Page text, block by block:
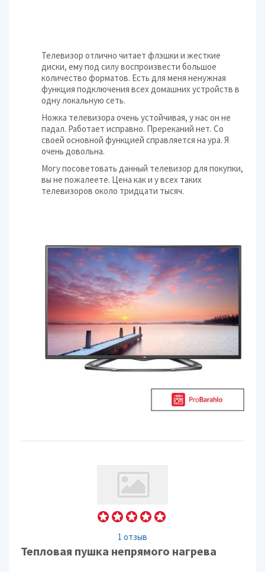
Телевизор отлично читает флэшки и жесткие
диски, ему под силу воспроизвести большое
количество форматов. Есть для меня ненужная
функция подключения всех домашних устройств в
одну локальную сеть.
Ножка телевизора очень устойчивая, у нас он не
падал. Работает исправно. Пререканий нет. Со
своей основной функцией справляется на ура. Я
очень довольна.
Могу посоветовать данный телевизор для покупки,
вы не пожалеете. Цена как и у всех таких
телевизоров около тридцати тысяч.
1 отзыв
Тепловая пушка непрямого нагрева